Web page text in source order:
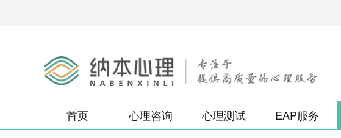
首页 心理咨询 心理测试 EAP服务